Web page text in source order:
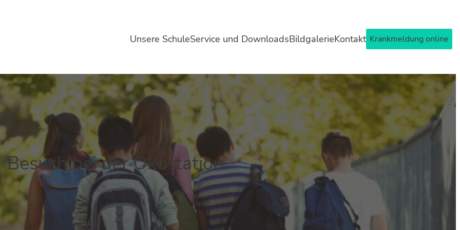
Unsere SchuleService und DownloadsBildgalerieKontakt Krankmeldung online
Besuch bei der Ökostation